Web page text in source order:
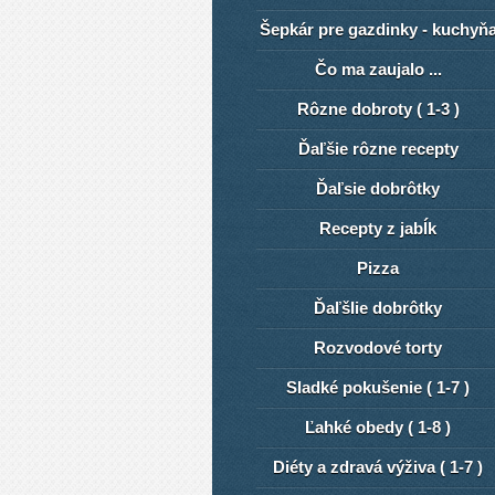
Šepkár pre gazdinky -
Čo ma zaujalo ...
Rôzne dobroty ( 1-3 )
Ďaľšie rôzne recepty
Ďaľsie dobrôtky
Recepty z jabĺk
Pizza
ĎaľšIie dobrôtky
Rozvodové torty
Sladké pokušenie ( 1-7 )
Ľahké obedy ( 1-8 )
Diéty a zdravá výživa ( 1-7 )